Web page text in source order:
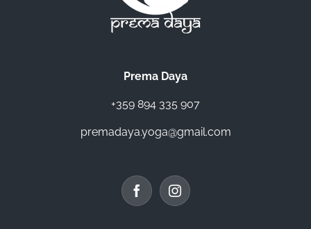
Prema Daya
+359 894 335 907
premadaya.yoga@gmail.com